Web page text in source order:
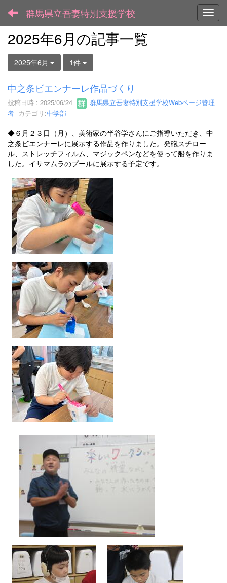
群馬県立吾妻特別支援学校
2025年6月の記事一覧
2025年6月 1件
中之条ビエンナーレ作品づくり
投稿日時 : 2025/06/24
群馬県立吾妻特別支援学校Webページ管理
者 カテゴリ:中学部
◆６月２３日（月）、美術家の半谷学さんにご指導いただき、中
之条ビエンナーレに展示する作品を作りました。発砲スチロー
ル、ストレッチフィルム、マジックペンなどを使って船を作りま
した。イサマムラのプールに展示する予定です。